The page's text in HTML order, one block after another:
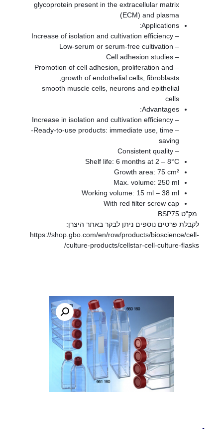
glycoprotein present in the extracellular matrix
(ECM) and plasma
Applications:
– Increase of isolation and cultivation efficiency
– Low-serum or serum-free cultivation
– Cell adhesion studies
– Promotion of cell adhesion, proliferation and
growth of endothelial cells, fibroblasts,
smooth muscle cells, neurons and epithelial
cells
Advantages:
– Increase in isolation and cultivation efficiency
– Ready-to-use products: immediate use, time-
saving
– Consistent quality
Shelf life: 6 months at 2 – 8°C
Growth area: 75 cm²
Max. volume: 250 ml
Working volume: 15 ml – 38 ml
With red filter screw cap
מק"ט:BSP75
לקבלת פרטים נוספים ניתן לבקר באתר היצרן:
https://shop.gbo.com/en/row/products/bioscience/cell-
culture-products/cellstar-cell-culture-flasks/